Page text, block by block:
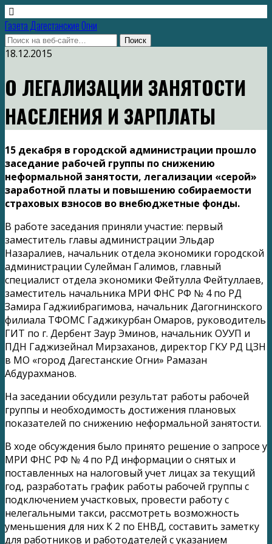
Газета Дагестанские Огни
18.12.2015
О ЛЕГАЛИЗАЦИИ ЗАНЯТОСТИ
НАСЕЛЕНИЯ И ЗАРПЛАТЫ
15 декабря в городской администрации прошло
заседание рабочей группы по снижению
неформальной занятости, легализации «серой»
заработной платы и повышению собираемости
страховых взносов во внебюджетные фонды.
В работе заседания приняли участие: первый
заместитель главы администрации Эльдар
Назаралиев, начальник отдела экономики городской
администрации Сулейман Галимов, главный
специалист отдела экономики Фейтулла Фейтуллаев,
заместитель начальника МРИ ФНС РФ № 4 по РД
Замира Гаджиибрагимова, начальник Дагогнинского
филиала ТФОМС Гаджикурбан Омаров, руководитель
ГИТ по г. Дербент Заур Эминов, начальник ОУУП и
ПДН Гаджизейнал Мирзаханов, директор ГКУ РД ЦЗН
в МО «город Дагестанские Огни» Рамазан
Абдурахманов.
На заседании обсудили результат работы рабочей
группы и необходимость достижения плановых
показателей по снижению неформальной занятости.
В ходе обсуждения было принято решение о запросе у
МРИ ФНС РФ № 4 по РД информации о снятых и
поставленных на налоговый учет лицах за текущий
год, разработать график работы рабочей группы с
подключением участковых, провести работу с
нелегальными такси, рассмотреть возможность
уменьшения для них К 2 по ЕНВД, составить заметку
для работников и работодателей с указанием